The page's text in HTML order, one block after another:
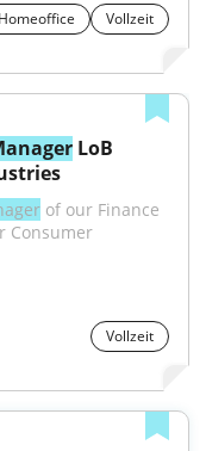
Homeoffice
Vollzeit
LoB
of our Finance
Consumer
Vollzeit